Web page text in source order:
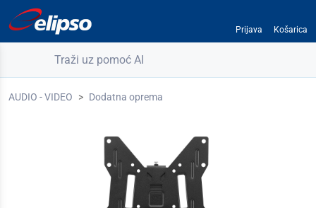
Prijava Košarica
Traži uz pomoć AI
AUDIO - VIDEO Dodatna oprema